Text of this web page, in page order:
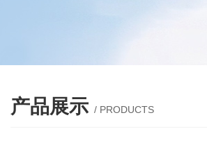
产品展示 / PRODUCTS